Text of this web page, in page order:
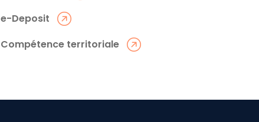
e-Deposit
Compétence territoriale